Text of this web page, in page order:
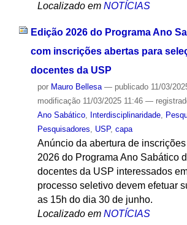
Localizado em NOTÍCIAS
Edição 2026 do Programa Ano
com inscrições abertas para
docentes da USP
por Mauro Bellesa — publicado11/03/
modificação11/03/2025 11:46 —
Ano Sabático, Interdisciplinaridade,
Pesquisadores, USP, capa
Anúncio da abertura de
2026 do Programa Ano Sabático
docentes da USP interessados
processo seletivo devem efetuar
as 15h do dia 30 de junho.
Localizado em NOTÍCIAS